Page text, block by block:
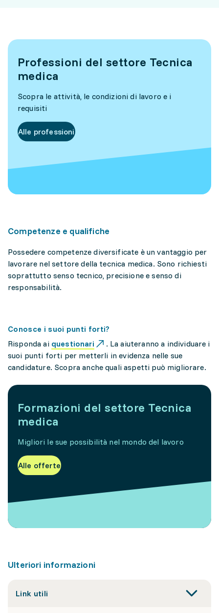
Professioni del settore Tecnica
medica
Scopra le attività, le condizioni di lavoro e i
requisiti
Alle professioni
Competenze e qualifiche
Possedere competenze diversificate è un vantaggio per
lavorare nel settore della tecnica medica. Sono richiesti
soprattutto senso tecnico, precisione e senso di
responsabilità.
Conosce i suoi punti forti?
Risponda ai questionari
. La aiuteranno a individuare i
suoi punti forti per metterli in evidenza nelle sue
candidature. Scopra anche quali aspetti può migliorare.
Formazioni del settore Tecnica
medica
Migliori le sue possibilità nel mondo del lavoro
Alle offerte
Ulteriori informazioni
Link utili